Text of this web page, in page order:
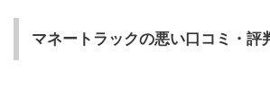
マネートラックの悪い口コミ・評